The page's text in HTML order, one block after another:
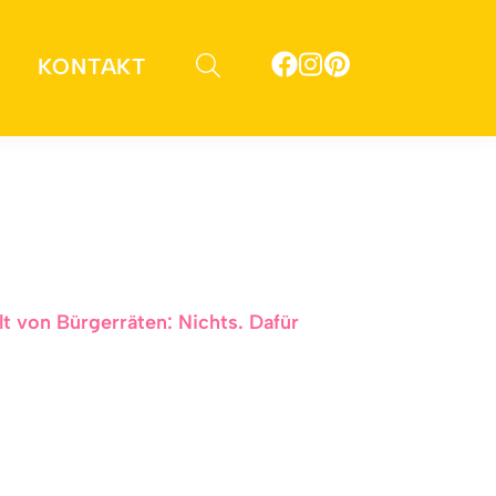
KONTAKT
von Bürgerräten: Nichts. Dafür